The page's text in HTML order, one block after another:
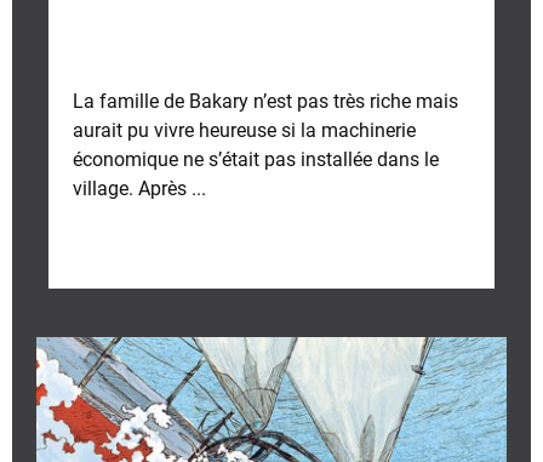
La famille de Bakary n’est pas très riche mais
aurait pu vivre heureuse si la machinerie
économique ne s’était pas installée dans le
village. Après ...